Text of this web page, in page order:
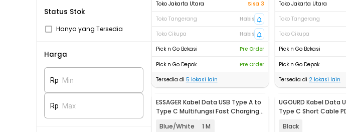
Status Stok
Hanya yang Tersedia
Harga
Rp Min
Rp Max
Toko Jakarta Utara
Sisa 3
Toko Tangerang
Habis
Toko Cikupa
Habis
Pick n Go Bekasi
Pre Order
Pick n Go Depok
Pre Order
Tersedia di 5 lokasi lain
Toko Jakarta Utara
Toko Tangerang
Toko Cikupa
Pick n Go Bekasi
Pick n Go Depok
Tersedia di 2 lokasi lain
ESSAGER Kabel Data USB Type A to
Type C Multifungsi Fast Charging
Blue/White 1 M
UGOURD Kabel Data
Type C Short Cable
Black